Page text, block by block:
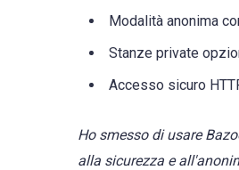
Modalità anonima
Stanze private
Accesso sicuro
Ho smesso di usare
alla sicurezza e